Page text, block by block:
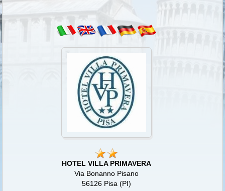
HOTEL VILLA PRIMAVERA
Via Bonanno Pisano
56126 Pisa (PI)